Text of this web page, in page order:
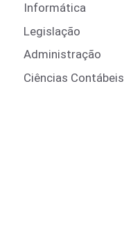
Informática
Legislação
Administração
Ciências Contábeis